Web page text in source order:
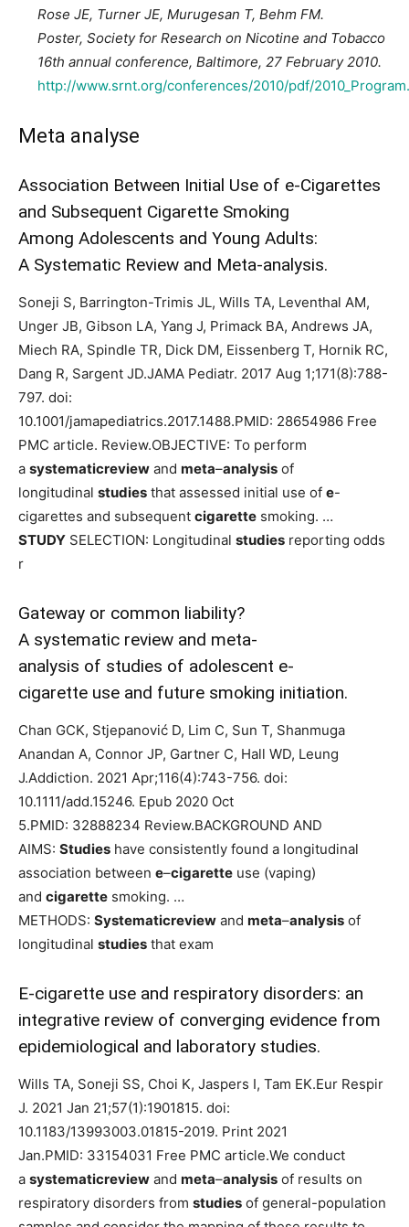
Rose JE, Turner JE, Murugesan T, Behm FM.
Poster, Society for Research on Nicotine and Tobacco
16th annual conference, Baltimore, 27 February 2010.
http://www.srnt.org/conferences/2010/pdf/
Meta analyse
Association Between Initial Use of e-Cigarettes
and Subsequent Cigarette Smoking
Among Adolescents and Young Adults:
A Systematic Review and Meta-analysis.
Soneji S, Barrington-Trimis JL, Wills TA, Leventhal AM,
Unger JB, Gibson LA, Yang J, Primack BA, Andrews JA,
Miech RA, Spindle TR, Dick DM, Eissenberg T, Hornik RC,
Dang R, Sargent JD.JAMA Pediatr. 2017 Aug 1;171(8):788-
797. doi:
10.1001/jamapediatrics.2017.1488.PMID: 28654986 Free
PMC article. Review.OBJECTIVE: To perform
a systematicreview and meta–analysis of
longitudinal studies that assessed initial use of e-
cigarettes and subsequent cigarette smoking. …
STUDY SELECTION: Longitudinal studies reporting odds
r
Gateway or common liability?
A systematic review and meta-
analysis of studies of adolescent e-
cigarette use and future smoking initiation.
Chan GCK, Stjepanović D, Lim C, Sun T, Shanmuga
Anandan A, Connor JP, Gartner C, Hall WD, Leung
J.Addiction. 2021 Apr;116(4):743-756. doi:
10.1111/add.15246. Epub 2020 Oct
5.PMID: 32888234 Review.BACKGROUND AND
AIMS: Studies have consistently found a longitudinal
association between e–cigarette use (vaping)
and cigarette smoking. …
METHODS: Systematicreview and meta–analysis of
longitudinal studies that exam
E-cigarette use and respiratory disorders: an
integrative review of converging evidence from
epidemiological and laboratory studies.
Wills TA, Soneji SS, Choi K, Jaspers I, Tam EK.Eur Respir
J. 2021 Jan 21;57(1):1901815. doi:
10.1183/13993003.01815-2019. Print 2021
Jan.PMID: 33154031 Free PMC article.We conduct
a systematicreview and meta–analysis of results on
respiratory disorders from studies of general-population